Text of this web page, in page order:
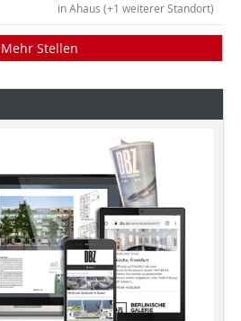
in Ahaus (+1 weiterer Standort)
Mehr Stellen